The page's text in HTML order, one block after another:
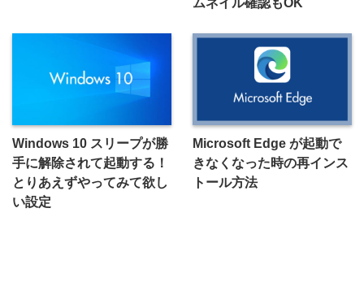
Windows 10 スリープが勝
手に解除されて起動する！
とりあえずやってみて欲し
い設定
Microsoft Edge が起動で
きなくなった時の再インス
トール方法